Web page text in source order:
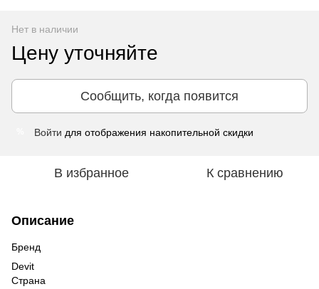
Нет в наличии
Цену уточняйте
Сообщить, когда появится
Войти для отображения накопительной скидки
В избранное К сравнению
Описание
Бренд
Devit
Страна